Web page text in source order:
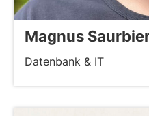
Magnus
Datenbank & IT